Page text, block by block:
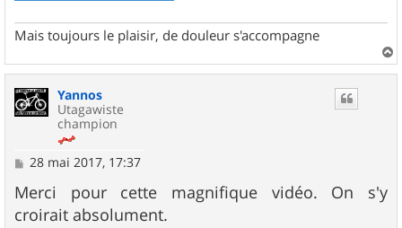
Mais toujours le plaisir, de douleur s'accompagne
a
Yannos
Utagawiste
champion
M
s
s
a
28 mai 2017, 17:37
Merci pour cette magnifique vidéo. On s'y
croirait absolument.